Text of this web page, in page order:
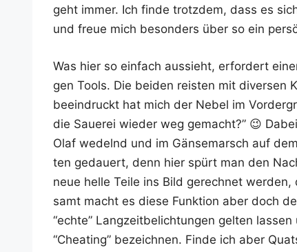
geht immer. Ich fin­de trotz­dem, dass es
und freue mich beson­ders über so ein
Was hier so ein­fach aus­sieht, erfor­dert
gen Tools. Die bei­den reis­ten mit diver­sen
beein­druckt hat mich der Nebel im
die Saue­rei wie­der weg gemacht?” 😉
Olaf wedelnd und im Gän­se­marsch auf
ten gedau­ert, denn hier spürt man den
neue hel­le Tei­le ins Bild gerech­net
samt macht es die­se Funk­ti­on aber doch
“ech­te” Lang­zeit­be­lich­tun­gen gel­ten
“Chea­ting” bezeich­nen. Fin­de ich aber